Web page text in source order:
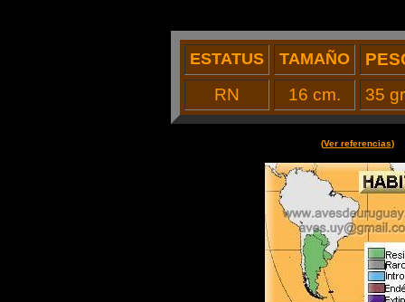
ESTATUS TAMAÑO
RN
16 cm. 35
(Ver referencias)